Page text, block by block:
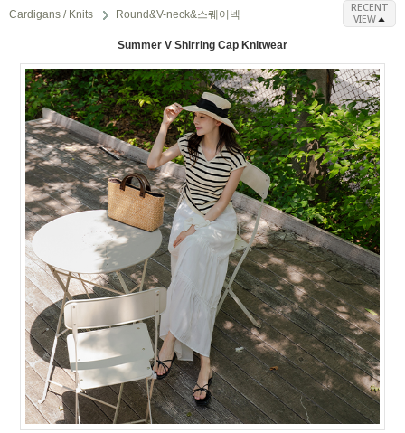
Cardigans / Knits Round&V-neck&스퀘어넥
RECENT
VIEW
Summer V Shirring Cap Knitwear